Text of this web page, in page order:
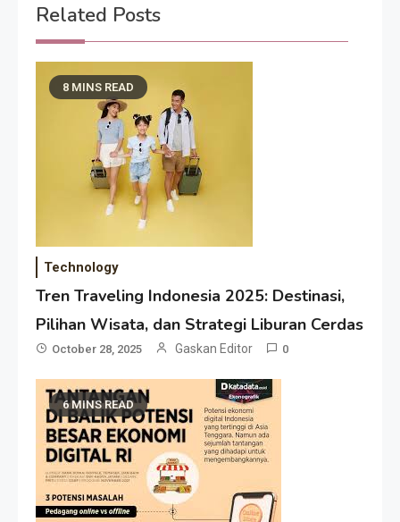
Related Posts
8 MINS READ
Technology
Tren Traveling Indonesia 2025: Destinasi,
Pilihan Wisata, dan Strategi Liburan Cerdas
October 28, 2025 Gaskan Editor 0
6 MINS READ